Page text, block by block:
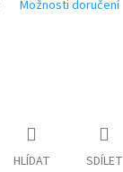
Možnosti doručení
HLÍDAT SDÍLET